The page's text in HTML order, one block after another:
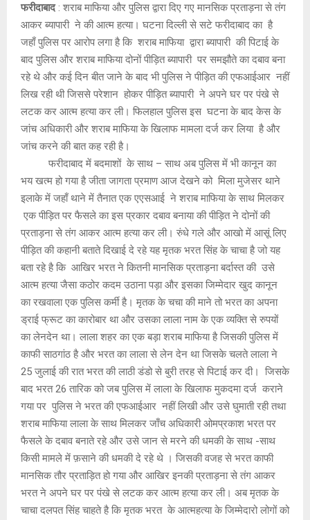
फरीदाबाद: शराब माफिया और पुलिस द्वारा दिए गए मानसिक प्रताड़ना से तंग
आकर ब्यापारी ने की आत्म हत्या। घटना दिल्ली से सटे फरीदाबाद का है
जहाँ पुलिस पर आरोप लगा है कि शराब माफिया द्वारा ब्यापारी की पिटाई के
बाद पुलिस और शराब माफिया दोनों पीड़ित ब्यापारी पर समझौते का दबाव बना
रहे थे और कई दिन बीत जाने के बाद भी पुलिस ने पीड़ित की एफआईआर नहीं
लिख रही थी जिससे परेशान होकर पीड़ित ब्यापारी ने अपने घर पर पंखे से
लटक कर आत्म हत्या कर ली। फिलहाल पुलिस इस घटना के बाद केस के
जांच अधिकारी और शराब माफिया के खिलाफ मामला दर्ज कर लिया है और
जांच करने की बात कह रही है।
फरीदाबाद में बदमाशों के साथ – साथ अब पुलिस में भी कानून का
भय खत्म हो गया है जीता जागता प्रमाण आज देखने को मिला मुजेसर थाने
इलाके में जहाँ थाने में तैनात एक एएसआई ने शराब माफिया के साथ मिलकर
एक पीड़ित पर फैसले का इस प्रकार दबाव बनाया की पीड़ित ने दोनों की
प्रताड़ना से तंग आकर आत्म हत्या कर ली। रुंधे गले और आखो में आसूं लिए
पीड़ित की कहानी बताते दिखाई दे रहे यह मृतक भरत सिंह के चाचा है जो यह
बता रहे है कि आखिर भरत ने कितनी मानसिक प्रताड़ना बर्दास्त की उसे
आत्म हत्या जैसा कठोर कदम उठाना पड़ा और इसका जिम्मेदार खुद कानून
का रखवाला एक पुलिस कर्मी है। मृतक के चचा की माने तो भरत का अपना
ड्राई फ्रूट का कारोबार था और उसका लाला नाम के एक व्यक्ति से रुपयों
का लेनदेन था। लाला शहर का एक बड़ा शराब माफिया है जिसकी पुलिस में
काफी साठगांठ है और भरत का लाला से लेन देन था जिसके चलते लाला ने
25 जुलाई की रात भरत की लाठी डंडो से बुरी तरह से पिटाई कर दी। जिसके
बाद भरत 26 तारिक को जब पुलिस में लाला के खिलाफ मुकदमा दर्ज कराने
गया पर पुलिस ने भरत की एफआईआर नहीं लिखी और उसे घुमाती रही तथा
शराब माफिया लाला के साथ मिलकर जाँच अधिकारी ओमप्रकाश भरत पर
फैसले के दबाव बनाते रहे और उसे जान से मरने की धमकी के साथ -साथ
किसी मामले में फ़साने की धमकी दे रहे थे । जिसकी वजह से भरत काफी
मानसिक तौर प्रताड़ित हो गया और आखिर इनकी प्रताड़ना से तंग आकर
भरत ने अपने घर पर पंखे से लटक कर आत्म हत्या कर ली। अब मृतक के
चाचा दलपत सिंह चाहते है कि मृतक भरत के आत्महत्या के जिम्मेदारो लोगों को